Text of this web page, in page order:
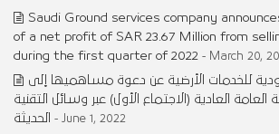
Saudi Ground services company
of a net profit of SAR 23.67 Million from
during the first quarter of 2022 - March 20,
للخدمات الأرضية عن دعوة مساهميها إلى
العادية (الاجتماع الأول) عبر وسائل التقنية
الحديثة
- June 1, 2022